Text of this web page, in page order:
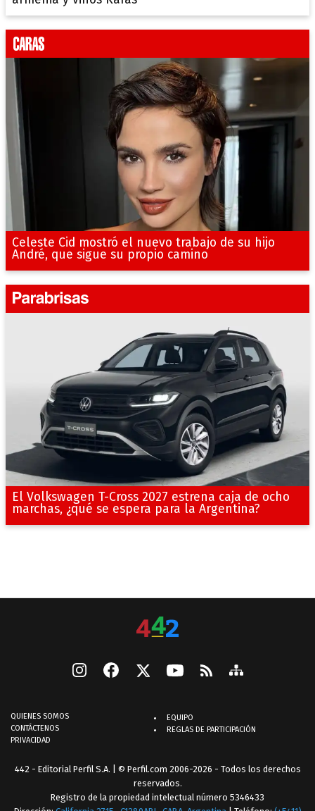
Celeste Cid mostró el nuevo trabajo de su hijo
André, que sigue su propio camino
El Volkswagen T-Cross 2027 estrena caja de ocho
marchas, ¿qué se espera para la Argentina?
QUIENES SOMOS
CONTÁCTENOS
PRIVACIDAD
EQUIPO
REGLAS DE PARTICIPACIÓN
442 - Editorial Perfil S.A. | © Perfil.com 2006-2026 - Todos los derechos
reservados.
Registro de la propiedad intelectual número 5346433